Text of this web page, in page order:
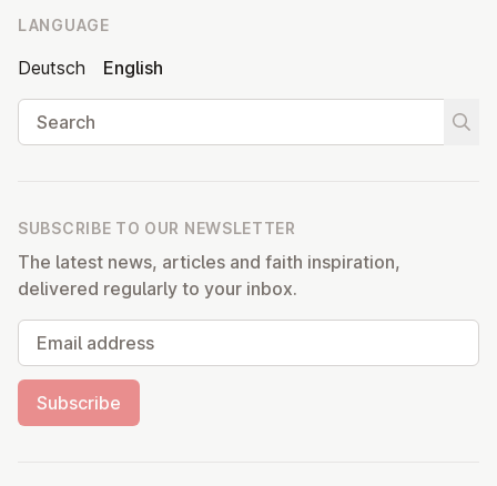
LANGUAGE
Deutsch
English
Search
SUBSCRIBE TO OUR NEWSLETTER
The latest news, articles and faith inspiration,
delivered regularly to your inbox.
Email address
Subscribe